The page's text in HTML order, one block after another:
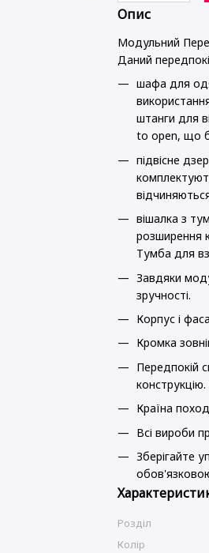
Опис
Модульний
Даний
шафа для
штанги для
to open, що
підвісне
вішалка з
розширення
Тумба для
Завдяки
зручності.
Корпус і
Кромка
Передпокій
конструкцію.
Країна
Всі вироби
Зберігайте
Розділ
Колір